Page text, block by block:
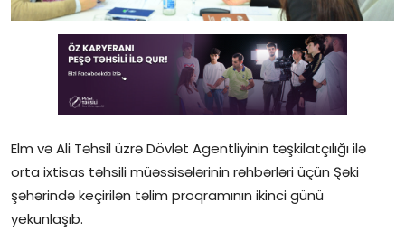
Müsahibə
Reportaj
Pedaqogika
Elm və Ali Təhsil üzrə Dövlət Agentliyinin təşkilatçılığı ilə
orta ixtisas təhsili müəssisələrinin rəhbərləri üçün Şəki
şəhərində keçirilən təlim proqramının ikinci günü
yekunlaşıb.